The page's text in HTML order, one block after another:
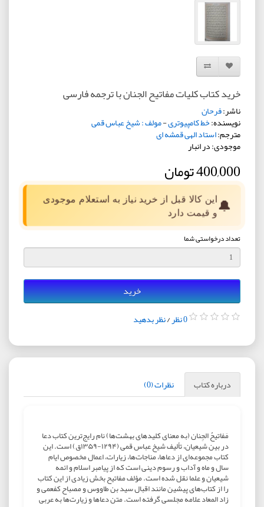
افزودن به لیست دلخواه
مقایسه این محصول
خرید کتاب کلیات مفاتیح الجنان با ترجمه فارسی
ناشر:فرحان
نویسنده:خط کامپیوتری-مولف : شیخ عباس قمی
مترجم:استاد الهی قمشه ای
موجودی: در انبار
400,000 تومان
🔔این کالا قبل از خرید نیاز به استعلام موجودی
و قیمت دارد
تعداد درخواستی شما
خرید
0 نظر /نظر بدهید
درباره کتاب نظرات (0)
مَفاتیحُ الجِنان (به معنای کلیدهای بهشت‌ها) نام رایج‌ترین کتاب دعا
در بین شیعیان، تألیف شیخ عباس قمی (۱۲۹۴-۱۳۵۹ق) است. این
کتاب مجموعه‌ای از دعاها، مناجات‌ها، زیارات، اعمال مخصوص ایام
سال و ماه و آداب و رسوم دینی است که از پیامبر اسلام و ائمه
شیعیان و علما نقل شده است. مؤلف مفاتیح بخش زیادی از این کتاب
را از کتاب‌های پیشین مانند اقبال سید بن طاووس و مصباح کفعمی و
زاد المعاد علامه مجلسی گرفته است. متن دعاها و زیارت‌ها به عربی